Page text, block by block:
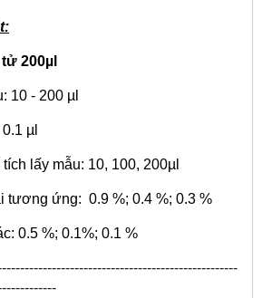
200µl
10 - 200 µl
µl
lấy mẫu: 10, 100, 200µl
tương ứng: 0.9 %; 0.4 %; 0.3 %
0.5 %; 0.1%; 0.1 %